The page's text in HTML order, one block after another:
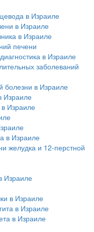
в Израиле
в Израиле
в Израиле
печени
в Израиле
заболеваний
болезни в Израиле
Израиле
Израиле
в Израиле
желудка и 12-перстной
Израиле
в Израиле
в Израиле
в Израиле